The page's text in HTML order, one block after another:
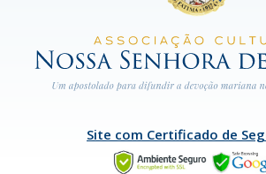
Site com Certificado de